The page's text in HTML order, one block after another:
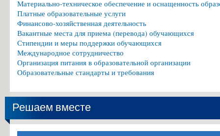
Материально-техническое обеспечение и оснащенность
Платные образовательные услуги
Финансово-хозяйственная деятельность
Вакантные места для приема (перевода) обучающихся
Стипендии и меры поддержки обучающихся
Международное сотрудничество
Организация питания в образовательной организации
Образовательные стандарты и требования
Решаем вместе